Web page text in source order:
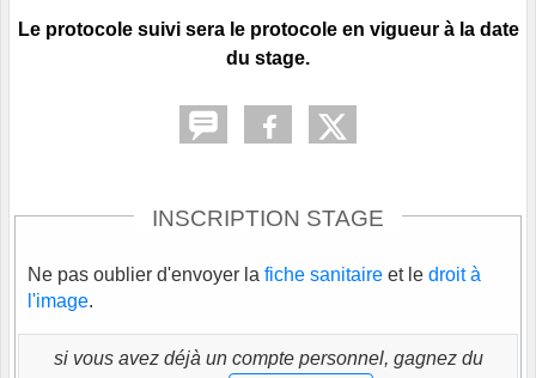
Le protocole suivi sera le protocole en vigueur à la date
du stage.
INSCRIPTION STAGE
Ne pas oublier d'envoyer la fiche sanitaire et le droit à
l'image.
si vous avez déjà un compte personnel, gagnez du